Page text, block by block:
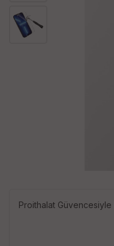
Proithalat Güvencesiyle